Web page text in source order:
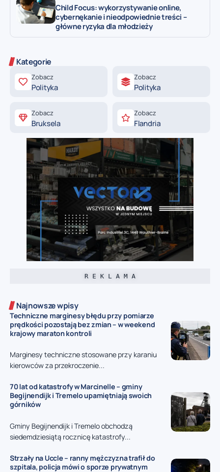
Child Focus: wykorzystywanie online,
cybernękanie i nieodpowiednie treści –
główne ryzyka dla młodzieży
Kategorie
Zobacz
Polityka
Zobacz
Polityka
Zobacz
Bruksela
Zobacz
Flandria
R E K L A M A
Najnowsze wpisy
Techniczne marginesy błędu przy pomiarze
prędkości pozostają bez zmian – w weekend
krajowy maraton kontroli
Marginesy techniczne stosowane przy karaniu
kierowców za przekroczenie...
70 lat od katastrofy w Marcinelle – gminy
Begijnendijk i Tremelo upamiętniają swoich
górników
Gminy Begijnendijk i Tremelo obchodzą
siedemdziesiątą rocznicę katastrofy...
Strzały na Uccle – ranny mężczyzna trafił do
szpitala, policja mówi o sporze prywatnym